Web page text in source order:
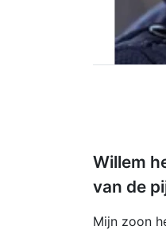
Willem
van de
Mijn zoon